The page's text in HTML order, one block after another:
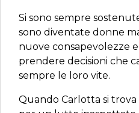
Si sono sempre
sono diventate donne
nuove consapevolezze
prendere decisioni che
sempre le loro vite.
Quando Carlotta si